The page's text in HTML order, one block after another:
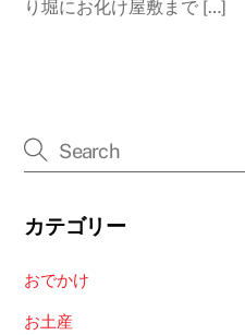
り堀にお化け屋敷まで […]
カテゴリー
おでかけ
お土産